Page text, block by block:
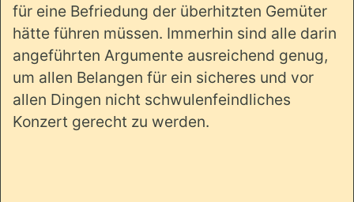
für eine Befriedung der überhitzten Gemüter
hätte führen müssen. Immerhin sind alle darin
angeführten Argumente ausreichend genug,
um allen Belangen für ein sicheres und vor
allen Dingen nicht schwulenfeindliches
Konzert gerecht zu werden.